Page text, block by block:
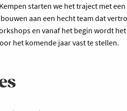
starten we het traject met een
aan een hecht team dat
en vanaf het begin wordt
het komende jaar vast te stellen.